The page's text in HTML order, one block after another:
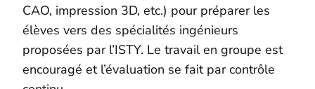
CAO, impression 3D, etc.) pour préparer les
élèves vers des spécialités ingénieurs
proposées par l’ISTY. Le travail en groupe est
encouragé et l’évaluation se fait par contrôle